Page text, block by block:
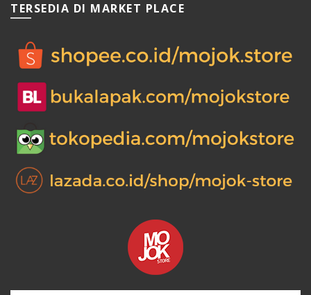
TERSEDIA DI MARKET PLACE